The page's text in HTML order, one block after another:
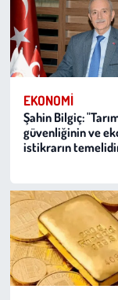
EKONOMI
Şahin Bilgiç:
güvenliğinin ve
istikrarın